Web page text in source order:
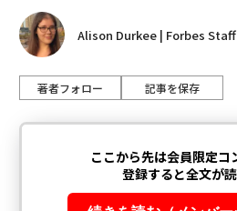
Alison Durkee | Forbes Staff
著者フォロー 記事を保存